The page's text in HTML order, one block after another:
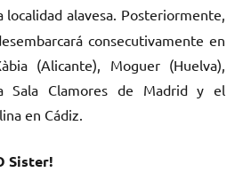
localidad alavesa. Posteriormente,
consecutivamente en
(Alicante), Moguer (Huelva),
Sala Clamores de Madrid y el
en Cádiz.
Sister!